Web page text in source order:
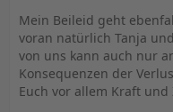
Mein Beileid geht
voran natürlich Tanja
von uns kann auch nur
Konsequenzen der
Euch vor allem Kraft und